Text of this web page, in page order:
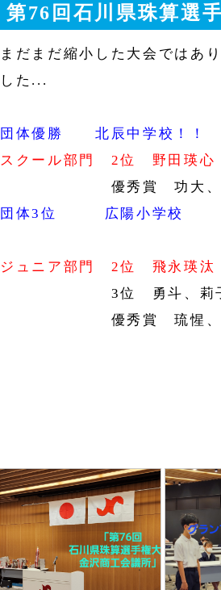
第76回石川県珠算選
まだまだ縮小した大会ではあ
した...
団体優勝 北辰中学校！！
スクール部門 2位 野田瑛心
優秀賞 功大、昂芽
団体3位 広陽小学校
ジュニア部門 2位 飛永瑛汰
3位 勇斗、莉子
優秀賞 琉惺、希